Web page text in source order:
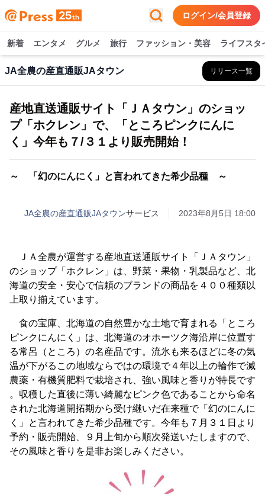
ログイン/会員登録
新着 エンタメ グルメ 旅行 ファッション・美容 ライフスタ
JA全農の産直通販JAタウン リリース一覧
産地直送通販サイト「ＪＡタウン」のショッ
プ「ホクレン」で、「ところピンクにんに
く」今年も７/３１より販売開始！
～ 「幻のにんにく」と言われてきた希少品種 ～
JA全農の産直通販JAタウンサービス 2023年8月5日 18:00
ＪＡ全農が運営する産地直送通販サイト「ＪＡタウン」
のショップ「ホクレン」は、野菜・果物・乳製品など、北
海道の安全・安心で信頼のブランドの商品を４００種類以
上取り揃えています。
食の宝庫、北海道の自然豊かな土地で育まれる「ところ
ピンクにんにく」は、北海道のオホーツク海沿岸に位置す
る常呂（ところ）の名産品です。流氷も来るほどに冬の気
温が下がるこの地域ならではの環境で４年以上の輪作で減
農薬・有機質肥料で栽培され、強い風味と香りが特長です
。収穫した直後に薄い綺麗なピンク色であることから命名
された北海道開拓期から受け継いだ在来種で「幻のにんに
く」と言われてきた希少品種です。今年も７月３１日より
予約・販売開始、９月上旬から順次発送いたしますので、
その風味と香りを是非お楽しみください。